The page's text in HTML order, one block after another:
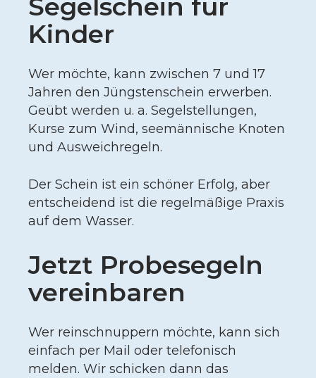
Theorieeinheiten viele praktische Segeleinheiten
erhältst.
dabei, deine Segelkünste zu verbessern und vielleicht
sogar auf einer Regatta unter Beweis zu stellen.
Segelschein für
Kinder
Wer möchte, kann zwischen 7 und 17
Jahren den Jüngstenschein erwerben.
Geübt werden u. a. Segelstellungen,
Kurse zum Wind, seemännische Knoten
und Ausweichregeln.
Der Schein ist ein schöner Erfolg, aber
entscheidend ist die regelmäßige Praxis
auf dem Wasser.
Jetzt Probesegeln
vereinbaren
Wer reinschnuppern möchte, kann sich
einfach per Mail oder telefonisch
melden. Wir schicken dann das